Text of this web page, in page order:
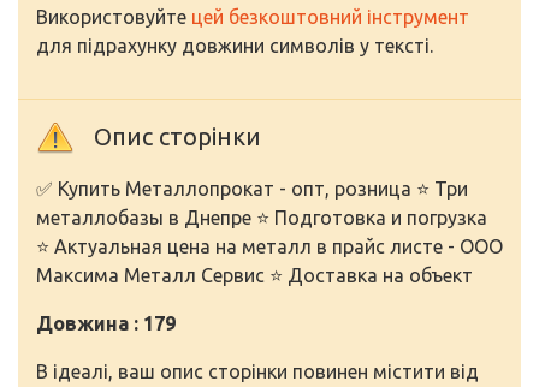
Використовуйте цей безкоштовний інструмент
для підрахунку довжини символів у тексті.
Опис сторінки
✅ Купить Металлопрокат - опт, розница ⭐ Три
металлобазы в Днепре ⭐ Подготовка и погрузка
⭐ Актуальная цена на металл в прайс листе - ООО
Максима Металл Сервис ⭐ Доставка на объект
Довжина : 179
В ідеалі, ваш опис сторінки повинен містити від